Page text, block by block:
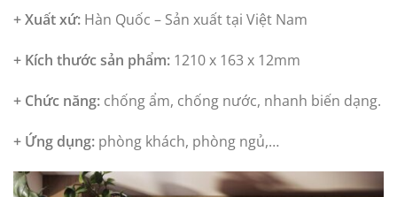
+ Xuất xứ: Hàn Quốc – Sản xuất tại Việt Nam
+ Kích thước sản phẩm: 1210 x 163 x 12mm
+ Chức năng: chống ẩm, chống nước, nhanh biến dạng.
+ Ứng dụng: phòng khách, phòng ngủ,…